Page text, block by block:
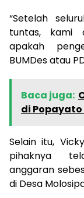
“Setelah
tuntas, kami
apakah
BUMDes atau
Baca juga:
di
Selain itu,
pihaknya
anggaran
di Desa